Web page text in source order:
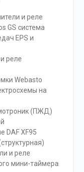
и реле
GS система
EPS и
реле
Webasto
на
(ПЖД)
DAF XF95
и реле
мини-таймера